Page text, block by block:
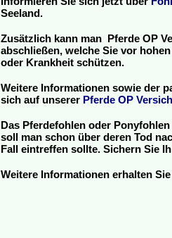
Seeland.
Zusätzlich kann man Pferde OP
abschließen, welche Sie vor
oder Krankheit schützen.
Weitere Informationen sowie der
sich auf unserer Pferde OP
Das Pferdefohlen oder
soll man schon über deren Tod
Fall eintreffen sollte. Sichern Sie
Weitere Informationen erhalten